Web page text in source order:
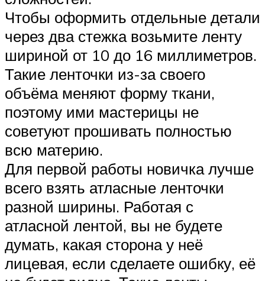
Чтобы оформить отдельные детали
через два стежка возьмите ленту
шириной от 10 до 16 миллиметров.
Такие ленточки из-за своего
объёма меняют форму ткани,
поэтому ими мастерицы не
советуют прошивать полностью
всю материю.
Для первой работы новичка лучше
всего взять атласные ленточки
разной ширины. Работая с
атласной лентой, вы не будете
думать, какая сторона у неё
лицевая, если сделаете ошибку, её